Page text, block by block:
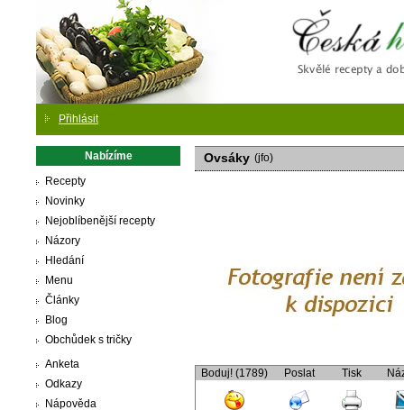
Přihlásit
Nabízíme
Recepty
Novinky
Nejoblíbenější recepty
Názory
Hledání
Menu
Články
Blog
Obchůdek s tričky
Anketa
Odkazy
Nápověda
Ovsáky (jfo)
Boduj! (1789) Poslat Tisk